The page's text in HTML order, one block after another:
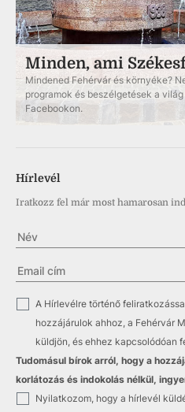
Minden, ami
Mindened Fehérvár és környéke?
programok és beszélgetések a
Facebookon.
Hírlevél
Iratkozz fel már most hamarosan
A Hírlevélre történő
hozzájárulok ahhoz, a Fehérvár
küldjön, és ehhez kapcsolódóan
Tudomásul bírok arról, hogy a
korlátozás és indokolás nélkül,
Nyilatkozom, hogy a hírlevél